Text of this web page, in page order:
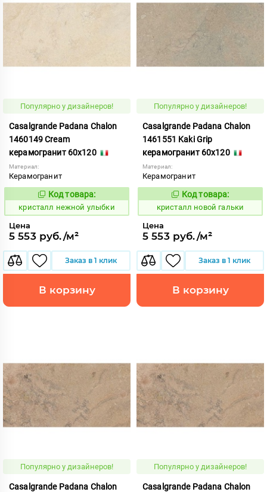
Популярно у дизайнеров!
Casalgrande Padana Chalon
1460149 Cream
керамогранит 60x120
Материал:
Керамогранит
820611
Код товара:
кристалл нежной улыбки
Цена
5 553 руб./м²
Заказ в 1 клик
В корзину
Популярно у дизайнеров!
Casalgrande Padana Chalon
1461551 Kaki Grip
керамогранит 60x120
Материал:
Керамогранит
820640
Код товара:
кристалл новой гальки
Цена
5 553 руб./м²
Заказ в 1 клик
В корзину
Популярно у дизайнеров!
Casalgrande Padana Chalon
Популярно у дизайнеров!
Casalgrande Padana Chalon